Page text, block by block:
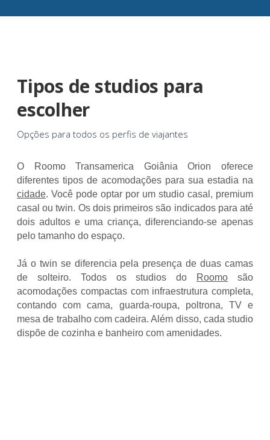
Tipos de studios para
escolher
Opções para todos os perfis de viajantes
O Roomo Transamerica Goiânia Orion oferece
diferentes tipos de acomodações para sua estadia na
cidade. Você pode optar por um studio casal, premium
casal ou twin. Os dois primeiros são indicados para até
dois adultos e uma criança, diferenciando-se apenas
pelo tamanho do espaço.
Já o twin se diferencia pela presença de duas camas
de solteiro. Todos os studios do
Roomo são
acomodações compactas com infraestrutura completa,
contando com cama, guarda-roupa, poltrona, TV e
mesa de trabalho com cadeira. Além disso, cada studio
dispõe de cozinha e banheiro com amenidades.